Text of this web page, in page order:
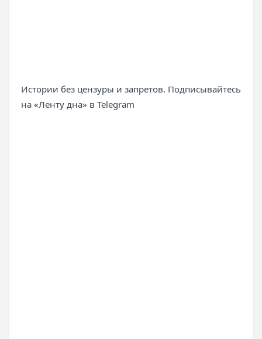
Истории без цензуры и запретов. Подписывайтесь
на «Ленту дна» в Telegram